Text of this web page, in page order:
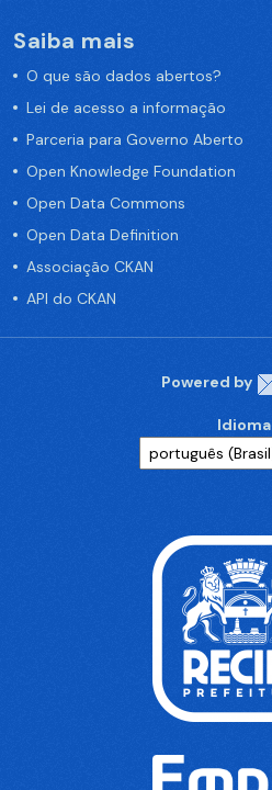
Saiba mais
O que são dados abertos?
Lei de acesso a informação
Parceria para Governo Aberto
Open Knowledge Foundation
Open Data Commons
Open Data Definition
Associação CKAN
API do CKAN
Powered by
Idioma